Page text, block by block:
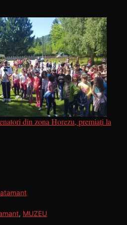
din zona Horezu, premiaţi la
, MUZEU